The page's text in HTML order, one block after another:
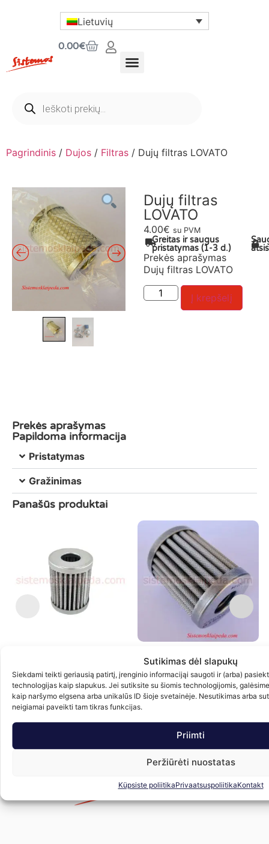
Sutikimas dėl slapukų
Siekdami teikti geriausią patirtį, įrenginio informacijąi saugoti ir (arba)
technologijas kaip slapukus. Jei sutiksite su šiomis technologijomis,
kaip naršymo elgsena arba unikalūs ID šioje svetainėje. Nesutikimas arba
neigiamai paveikti tam tikras funkcijas.
Priimti
Peržiūrėti nuostatas
Küpsiste poliitikaPrivaatsuspoliitikaKontakt
Lietuvių
0.00€
Pagrindinis / Dujos / Filtras / Dujų filtras LOVATO
Dujų filtras
LOVATO
4.00€ su PVM
Greitas ir saugus
pristatymas (1-3 d.)
Prekės aprašymas
Dujų filtras LOVATO
Į krepšelį
Prekės aprašymas
Papildoma informacija
Pristatymas
Gražinimas
Panašūs produktai
4.00€ su PVM
Į krepšelį
Dujų filtras BRC
5.50€ su PVM
Į krepšelį